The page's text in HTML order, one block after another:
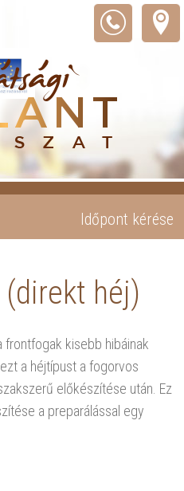
Időpont kérése
héj)
frontfogak kisebb hibáinak
a héjtípust a fogorvos
előkészítése után. Ez
a preparálással egy